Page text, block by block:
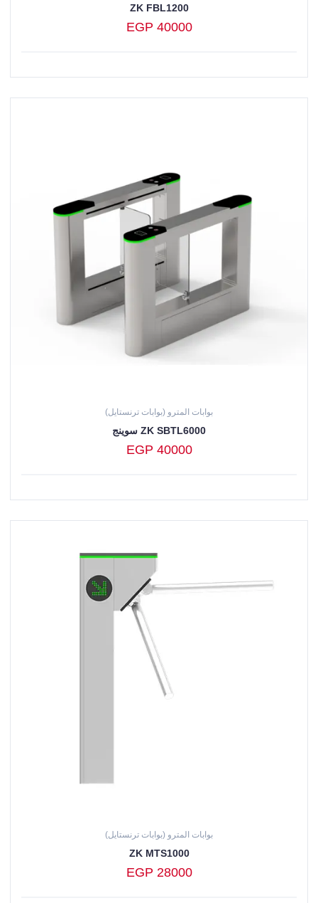
ZK FBL1200
EGP 40000
بوابات المترو (بوابات ترنستايل)
سوينج ZK SBTL6000
EGP 40000
بوابات المترو (بوابات ترنستايل)
ZK MTS1000
EGP 28000